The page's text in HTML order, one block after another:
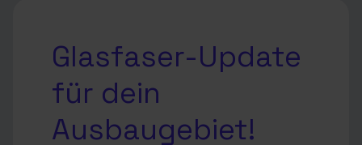
Glasfaser-Update
für dein
Ausbaugebiet!